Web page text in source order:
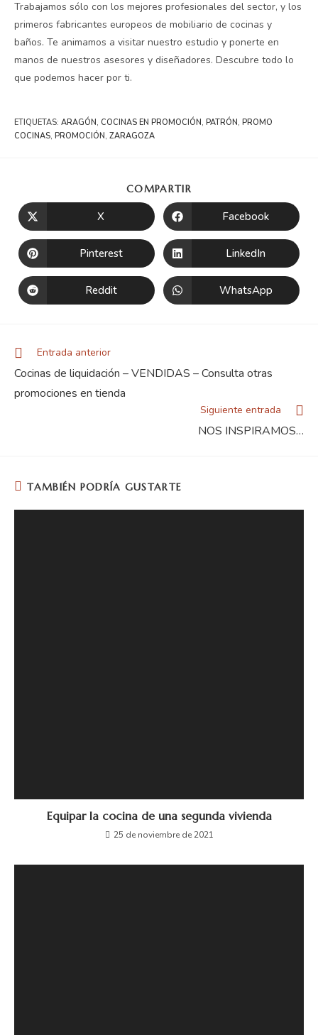
Trabajamos sólo con los mejores profesionales del sector, y los
primeros fabricantes europeos de mobiliario de cocinas y
baños. Te animamos a visitar nuestro estudio y ponerte en
manos de nuestros asesores y diseñadores. Descubre todo lo
que podemos hacer por ti.
ETIQUETAS: ARAGÓN, COCINAS EN PROMOCIÓN, PATRÓN, PROMO
COCINAS, PROMOCIÓN, ZARAGOZA
COMPARTIR
X Facebook
Pinterest LinkedIn
Reddit WhatsApp
Entrada anterior
Cocinas de liquidación – VENDIDAS – Consulta otras
promociones en tienda
Siguiente entrada
NOS INSPIRAMOS…
TAMBIÉN PODRÍA GUSTARTE
Equipar la cocina de una segunda vivienda
25 de noviembre de 2021